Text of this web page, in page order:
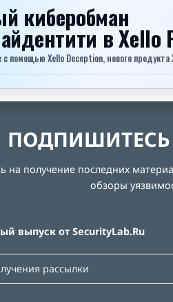
киберобман
в Xello
помощью Xello Deception, нового
ПОДПИШИТЕСЬ
на получение последних
обзоры
выпуск от SecurityLab.Ru